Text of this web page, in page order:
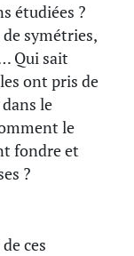
étudiées ?
symétries,
Qui sait
ont pris de
le
le
fondre et
?
ces